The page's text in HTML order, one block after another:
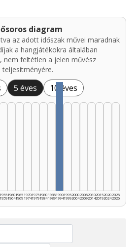
diagram
az adott időszak művei maradnak
a hangjátékokra általában
nem feltétlen a jelen művész
teljesítményére.
5 éves 10 éves
1960
1964
1965
1969
1970
1974
1975
1979
1980
1984
1985
1989
1990
1994
1995
1999
2000
2004
2005
2009
2010
2014
2015
2019
2020
2024
2025
2026